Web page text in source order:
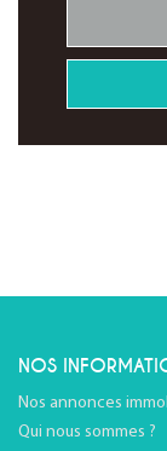
NOS
Nos annonces
Qui nous sommes ?